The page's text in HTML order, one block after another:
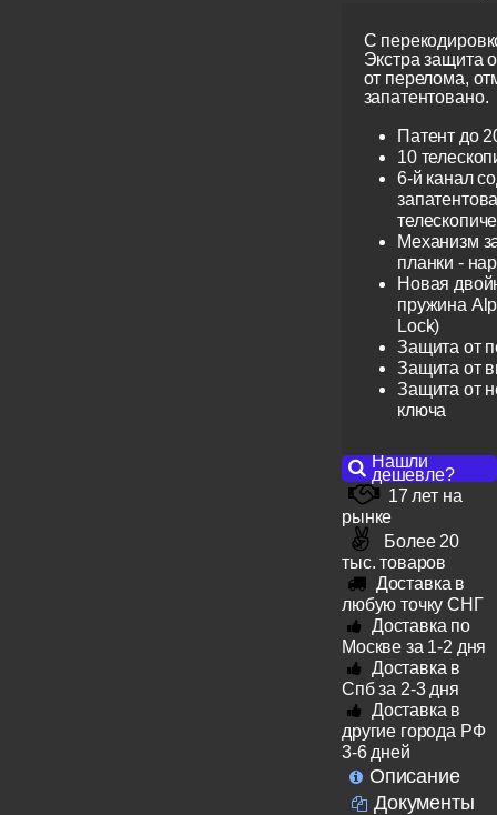
С
Экстра защита
от перелома,
запатентовано.
Патент до
10
6-й канал
Механизм
планки -
Новая
пружина
Lock)
Защита от
Защита от
Защита от
ключа
Нашли
дешевле?
17 лет на
рынке
Более 20
тыс. товаров
Доставка в
любую точку СНГ
Доставка по
Москве за 1-2 дня
Доставка в
Спб за 2-3 дня
Доставка в
другие города РФ
3-6 дней
Описание
Документы